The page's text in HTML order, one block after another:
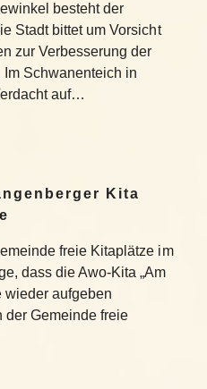
besteht der
Stadt bittet um Vorsicht
zur Verbesserung der
Schwanenteich in
auf…
Kita
freie Kitaplätze im
dass die Awo-Kita „Am
wieder aufgeben
der Gemeinde freie